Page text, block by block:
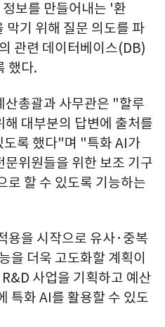
보를 만들어내는 '환
기 위해 질문 의도를 파
관련 데이터베이스(DB)
했다.
산총괄과 사무관은 "할루
대부분의 답변에 출처를
도록 했다"며 "특화 AI가
위원들을 위한 보조 기구
로 할 수 있도록 기능하는
용을 시작으로 유사·중복
을 더욱 고도화할 계획이
사업을 기획하고 예산
특화 AI를 활용할 수 있도